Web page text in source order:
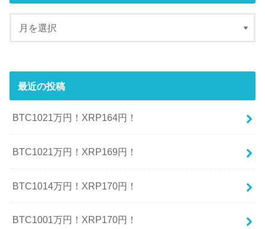
最近の投稿
BTC1021万円！XRP164円！
BTC1021万円！XRP169円！
BTC1014万円！XRP170円！
BTC1001万円！XRP170円！